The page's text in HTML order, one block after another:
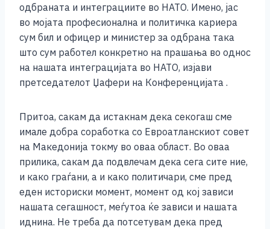
одбраната и интеграциите во НАТО. Имено, јас
во мојата професионална и политичка кариера
сум бил и офицер и министер за одбрана така
што сум работел конкретно на прашања во однос
на нашата интеграцијата во НАТО, изјави
претседателот Џафери на Конференцијата .
Притоа, сакам да истакнам дека секогаш сме
имале добра соработка со Евроатланскиот совет
на Македонија токму во оваа област. Во оваа
прилика, сакам да подвлечам дека сега сите ние,
и како граѓани, а и како политичари, сме пред
еден историски момент, момент од кој зависи
нашата сегашност, меѓутоа ќе зависи и нашата
иднина. Не треба да потсетувам дека пред